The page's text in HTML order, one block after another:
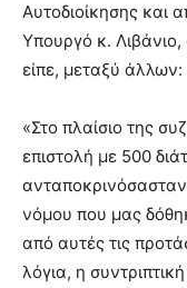
Αυτοδιοίκησης και
Υπουργό κ.
είπε, μεταξύ άλλων:
«Στο πλαίσιο της
επιστολή με 500
νόμου που μας
από αυτές τις
λόγια, η